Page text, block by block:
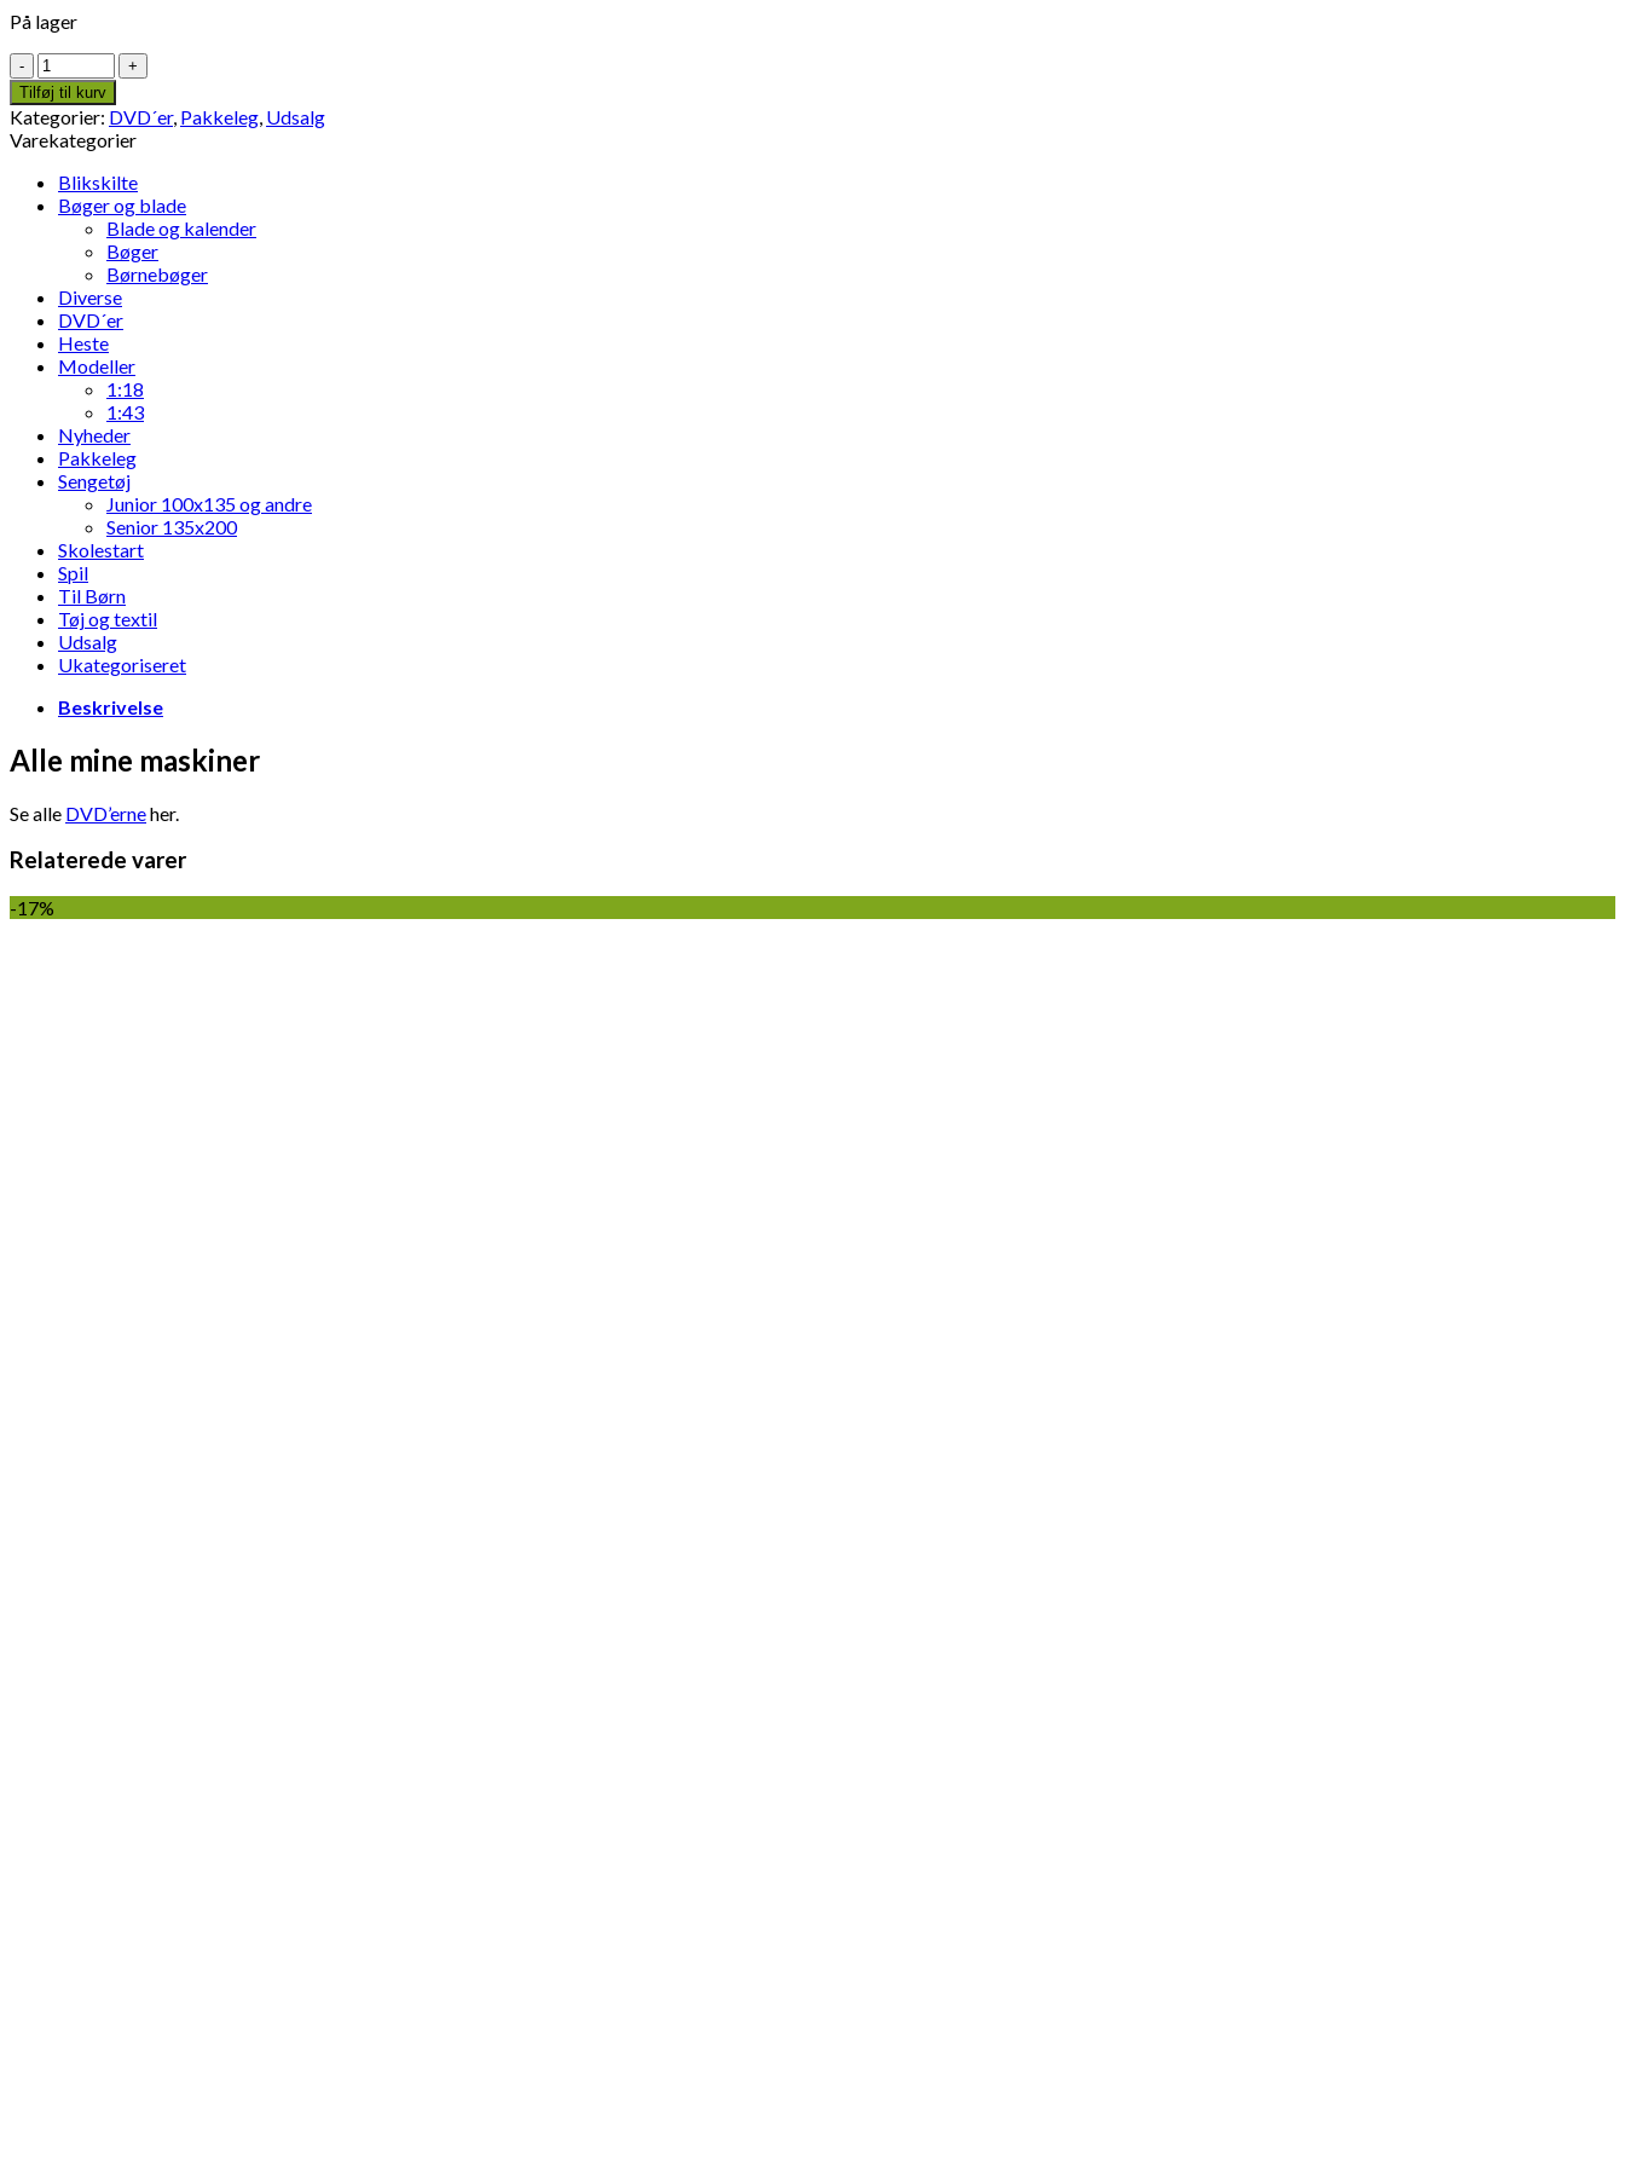
På lager
Alle
mine
maskiner
-
DVD
antal
Tilføj til kurv
Kategorier: DVD´er, Pakkeleg, Udsalg
Varekategorier
Blikskilte
Bøger og blade
Blade og kalender
Bøger
Børnebøger
Diverse
DVD´er
Heste
Modeller
1:18
1:43
Nyheder
Pakkeleg
Sengetøj
Junior 100x135 og andre
Senior 135x200
Skolestart
Spil
Til Børn
Tøj og textil
Udsalg
Ukategoriseret
Beskrivelse
Alle mine maskiner
Se alle DVD’erneher.
Relaterede varer
-17%